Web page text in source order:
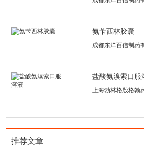
氨苄西林胶囊
成都东洋百信制药
盐酸氨溴索口服
上海勃林格殷格翰
推荐文章